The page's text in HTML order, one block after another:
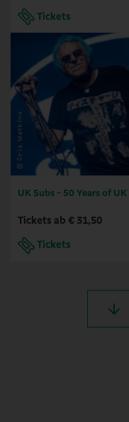
Tickets
Tickets ab € 31,50
Tickets